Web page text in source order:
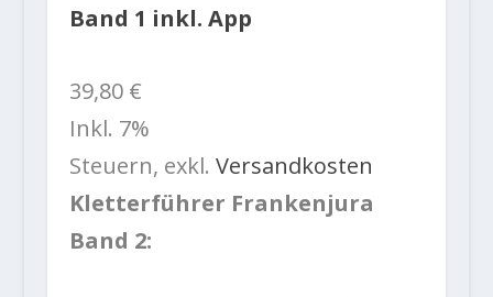
Band 1 inkl. App
39,80 €
Inkl. 7%
Steuern, exkl. Versandkosten
Kletterführer Frankenjura
Band 2: